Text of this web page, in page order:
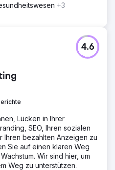
+3
4.6
Lücken in Ihrer
SEO, Ihren sozialen
Ihren bezahlten Anzeigen zu
Sie auf einen klaren Weg
Wir sind hier, um
Weg zu unterstützen.